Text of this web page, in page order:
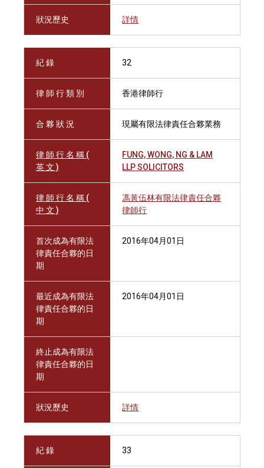
狀況歷史 詳情
紀 錄 32
律 師 行 類 別 香港律師行
合 夥 狀 況 現屬有限法律責任合夥業務
律 師 行 名 稱 (
英 文 )
FUNG, WONG, NG & LAM
LLP SOLICITORS
律 師 行 名 稱 (
中 文 )
馮黃伍林有限法律責任合夥
律師行
首次成為有限法
律責任合夥的日
期
2016年04月01日
最近成為有限法
律責任合夥的日
期
2016年04月01日
終止成為有限法
律責任合夥的日
期
狀況歷史 詳情
紀 錄 33